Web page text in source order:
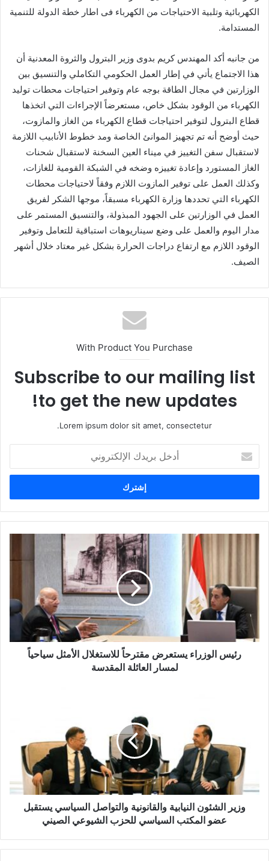
الكهربائية وتلبية الاحتياجات من الكهرباء فى اطار خطة الدولة للتنمية
المستدامة.
من جانبه أكد المهندس كريم بدوى وزير البترول والثروة المعدنية أن
هذا الاجتماع يأتي في إطار العمل الحكومي التكاملي والتنسيق بين
الوزارتين في مجال الطاقة بوجه عام وتوفير احتياجات محطات توليد
الكهرباء من الوقود بشكل خاص، مستعرضاً الإجراءات التي اتخذها
قطاع البترول لتوفير احتياجات قطاع الكهرباء من الغاز والمازوت،
حيث أوضح أنه تم تجهيز الموانئ الخاصة ومد خطوط الأنابيب اللازمة
لاستقبال سفن التغييز في ميناء العين السخنة لاستقبال شحنات
الغاز المستورد وإعادة تغييزه وضخه في الشبكة القومية للغازات،
وكذلك العمل على توفير المازوت اللازم وفقاً لاحتياجات محطات
الكهرباء التي تحددها وزارة الكهرباء مسبقاً، موجها الشكر لفريق
العمل في الوزارتين على الجهود المبذولة، والتنسيق المستمر على
مدار اليوم والعمل على وضع سيناريوهات استباقية للتعامل وتوفير
الوقود اللازم مع ارتفاع دراجات الحرارة بشكل غير معتاد خلال أشهر
الصيف.
With Product You Purchase
Subscribe to our mailing list
to get the new updates!
Lorem ipsum dolor sit amet, consectetur.
خ
ب
ر
ر
رئيس الوزراء يستعرض مقترحاً للاستغلال الأمثل سياحياً
لمسار العائلة المقدسة
وزير الشئون النيابية والقانونية والتواصل السياسي يستقبل
عضو المكتب السياسي للحزب الشيوعي الصيني